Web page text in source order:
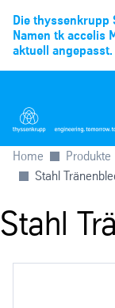
Die thyssenkrupp
Namen tk accelis
aktuell
Home Produkte
Stahl
Stahl